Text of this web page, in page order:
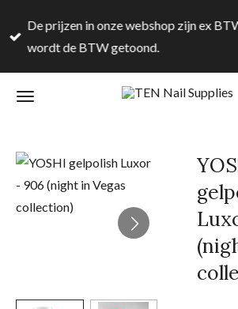
direct
hoofdinhoud
De prijzen in onze webshop zijn ex
wordt de BTW getoond.